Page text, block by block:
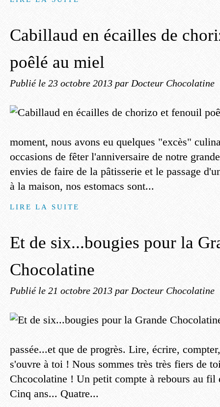
Cabillaud en écailles de
poêlé au miel
Publié le 23 octobre 2013 par Docteur Chocolatine
moment, nous avons eu quelques "excès"
occasions de fêter l'anniversaire de notre
envies de faire de la pâtisserie et le passage
à la maison, nos estomacs sont...
LIRE LA SUITE
Et de six...bougies pour la
Chocolatine
Publié le 21 octobre 2013 par Docteur Chocolatine
passée...et que de progrès. Lire, écrire,
s'ouvre à toi ! Nous sommes très très fiers de
Chcocolatine ! Un petit compte à rebours au fil
Cinq ans... Quatre...